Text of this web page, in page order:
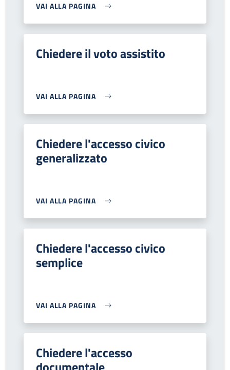
VAI ALLA PAGINA
Chiedere il voto assistito
VAI ALLA PAGINA
Chiedere l'accesso civico
generalizzato
VAI ALLA PAGINA
Chiedere l'accesso civico
semplice
VAI ALLA PAGINA
Chiedere l'accesso